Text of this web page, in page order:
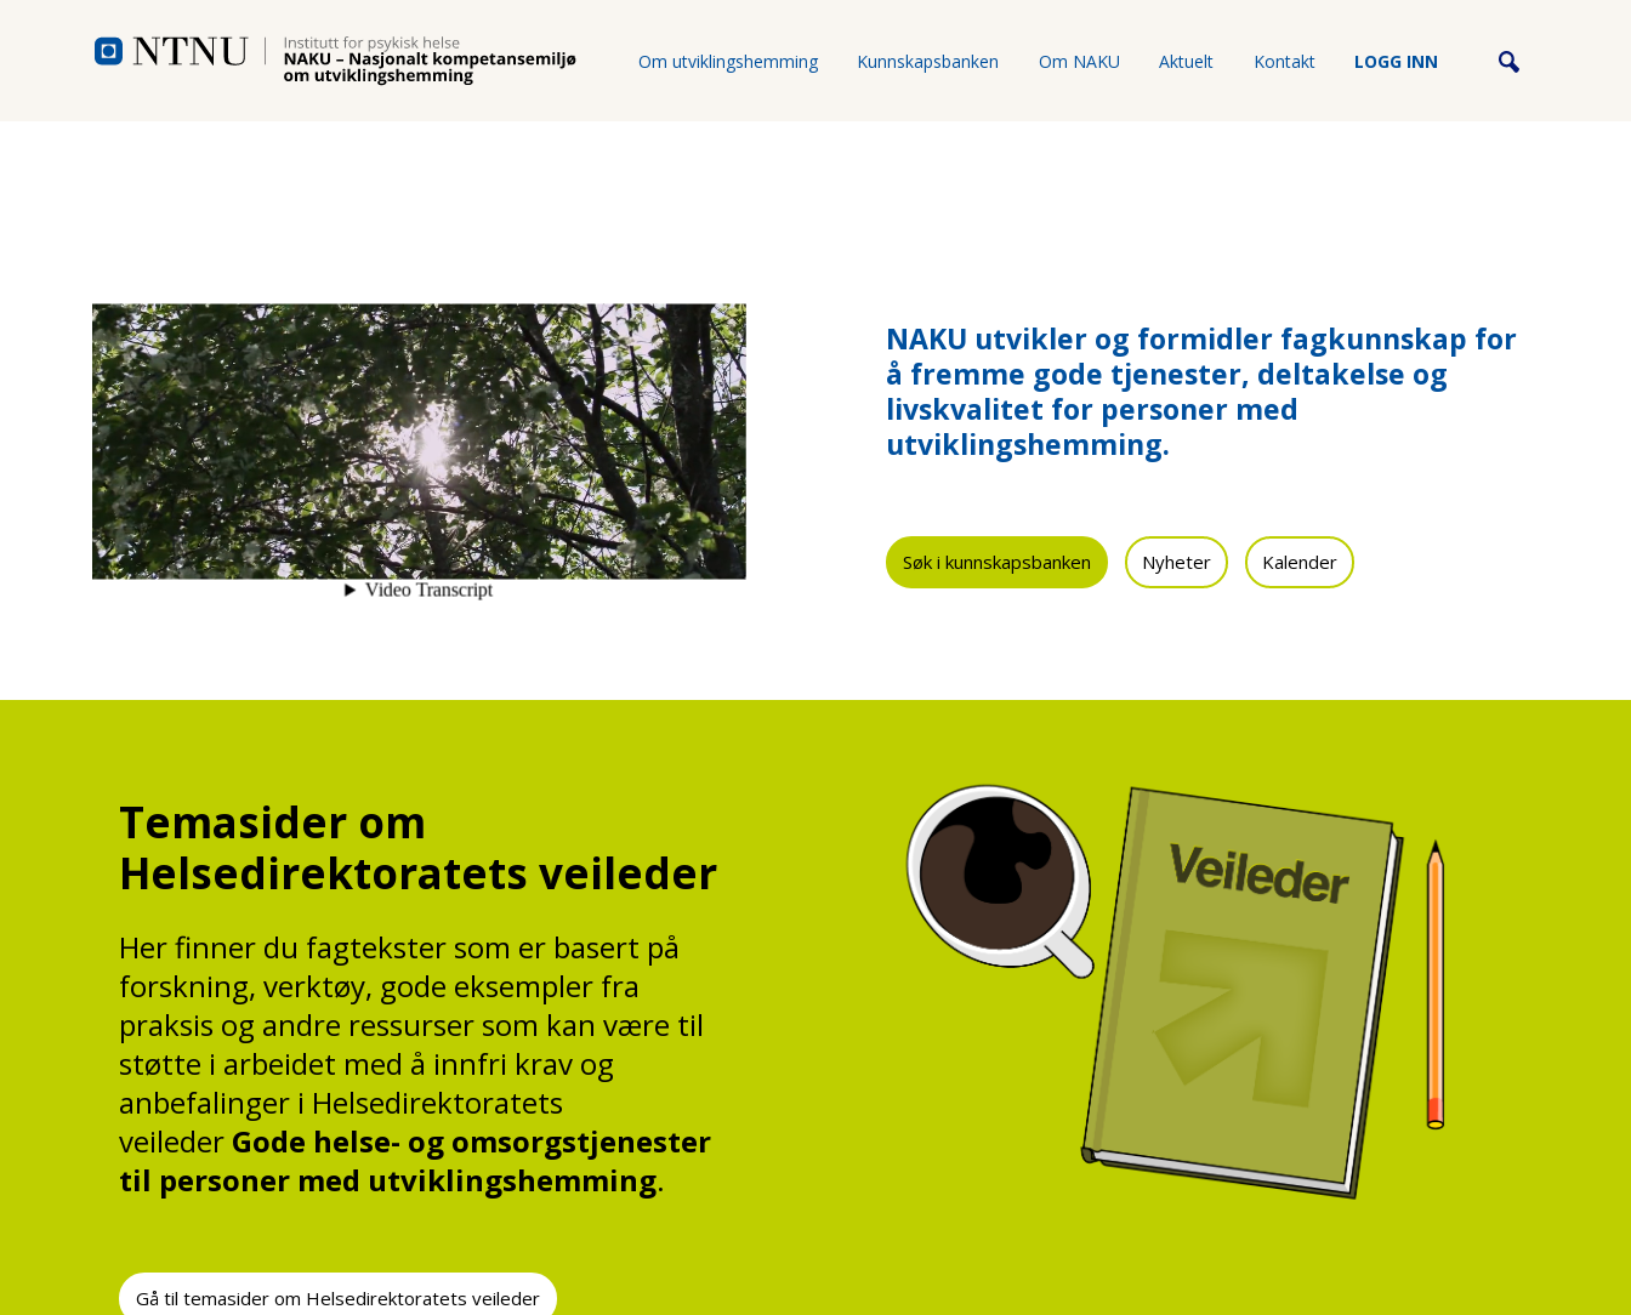
Om utviklingshemming Kunnskapsbanken Om NAKU Aktuelt Kontakt LOGG INN
NAKU utvikler og formidler fagkunnskap for
å fremme gode tjenester, deltakelse og
livskvalitet for personer med
utviklingshemming.
Søk i kunnskapsbanken Nyheter Kalender
Temasider om
Helsedirektoratets veileder
Her finner du fagtekster som er basert på
forskning, verktøy, gode eksempler fra
praksis og andre ressurser som kan være til
støtte i arbeidet med å innfri krav og
anbefalinger i Helsedirektoratets
veileder Gode helse- og omsorgstjenester
til personer med utviklingshemming.
Gå til temasider om Helsedirektoratets veileder